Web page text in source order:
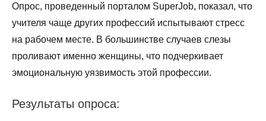
Опрос, проведенный порталом SuperJob, показал, что
учителя чаще других профессий испытывают стресс
на рабочем месте. В большинстве случаев слезы
проливают именно женщины, что подчеркивает
эмоциональную уязвимость этой профессии.
Результаты опроса: